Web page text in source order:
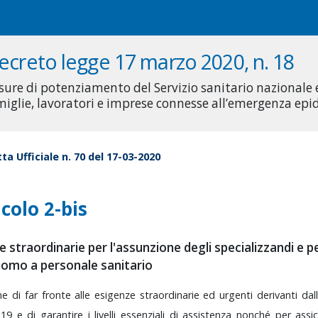
legge 17 marzo 2020, n. 18
di potenziamento del Servizio sanitario nazionale
lavoratori e imprese connesse all’emergenza
Ufficiale n. 70 del 17-03-2020
2-bis
straordinarie per l'assunzione degli specializzandi e
a personale sanitario
di far frontealleesigenze straordinarieedurgenti derivanti
edi garantire ilivelliessenziali diassistenzanonché per